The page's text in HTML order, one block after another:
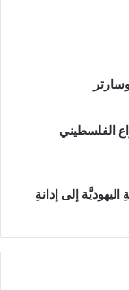
الفلسطيني
إلى إدانةِ